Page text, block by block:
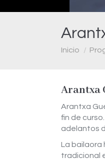
Estás aquí:
Inicio
Arantxa
Arantxa
fin de
adelantos
La bailaora
tradicional